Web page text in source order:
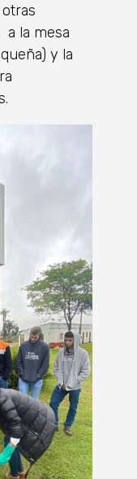
a la mesa
y la